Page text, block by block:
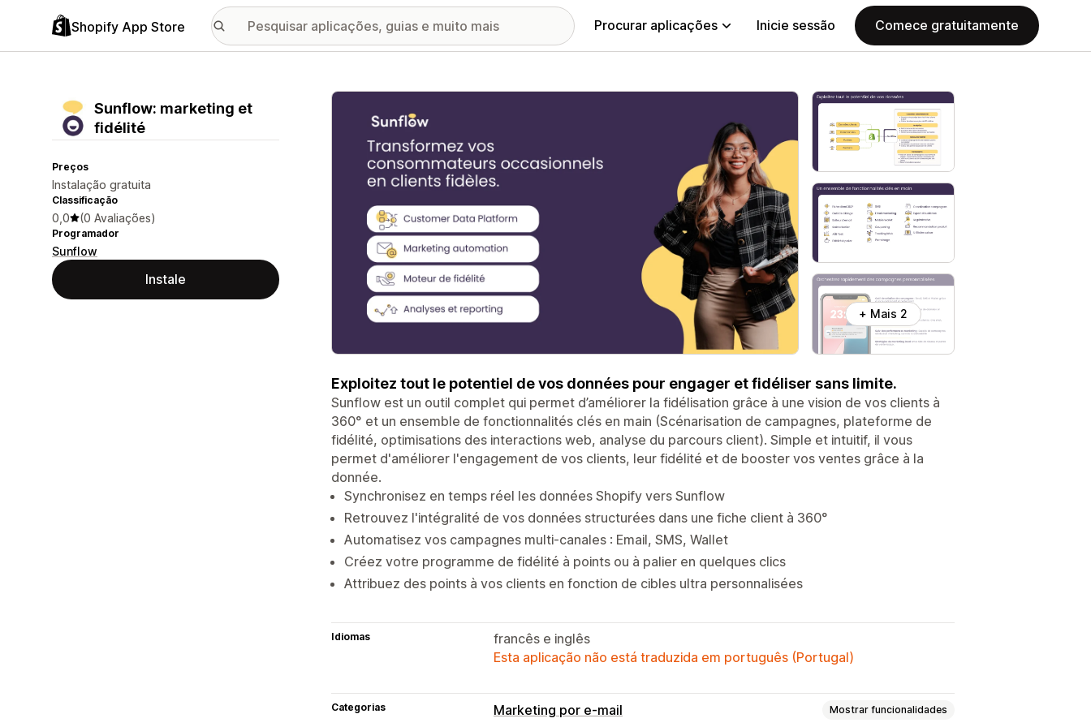
Shopify App Store Procurar aplicações Inicie sessão Comece gratuitamente
Sunflow: marketing et
fidélité
Preços
Instalação gratuita
Classificação
0,0 (0 Avaliações)
Programador
Sunflow
Instale
Galeria de imagens em destaque
+ Mais 2
Exploitez tout le potentiel de vos données pour engager et fidéliser sans limite.
Sunflow est un outil complet qui permet d’améliorer la fidélisation grâce à une vision de vos clients à
360° et un ensemble de fonctionnalités clés en main (Scénarisation de campagnes, plateforme de
fidélité, optimisations des interactions web, analyse du parcours client). Simple et intuitif, il vous
permet d'améliorer l'engagement de vos clients, leur fidélité et de booster vos ventes grâce à la
donnée.
Synchronisez en temps réel les données Shopify vers Sunflow
Retrouvez l'intégralité de vos données structurées dans une fiche client à 360°
Automatisez vos campagnes multi-canales : Email, SMS, Wallet
Créez votre programme de fidélité à points ou à palier en quelques clics
Attribuez des points à vos clients en fonction de cibles ultra personnalisées
Idiomas
francês e inglês
Esta aplicação não está traduzida em português (Portugal)
Categorias Marketing por e-mail Mostrar funcionalidades